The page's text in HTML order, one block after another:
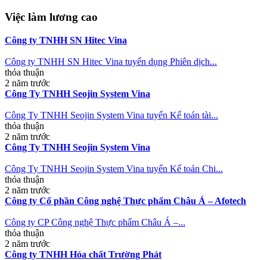
Việc làm lương cao
Công ty TNHH SN Hitec Vina
Công ty TNHH SN Hitec Vina tuyển dụng Phiên dịch...
thỏa thuận
2 năm trước
Công Ty TNHH Seojin System Vina
Công Ty TNHH Seojin System Vina tuyển Kế toán tài...
thỏa thuận
2 năm trước
Công Ty TNHH Seojin System Vina
Công Ty TNHH Seojin System Vina tuyển Kế toán Chi...
thỏa thuận
2 năm trước
Công ty Cổ phần Công nghệ Thực phẩm Châu Á – Afotech
Công ty CP Công nghệ Thực phẩm Châu Á –...
thỏa thuận
2 năm trước
Công ty TNHH Hóa chất Trường Phát